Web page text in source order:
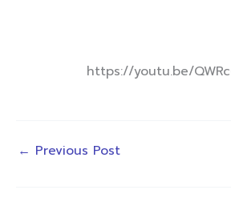
https://youtu.be/
← Previous Post